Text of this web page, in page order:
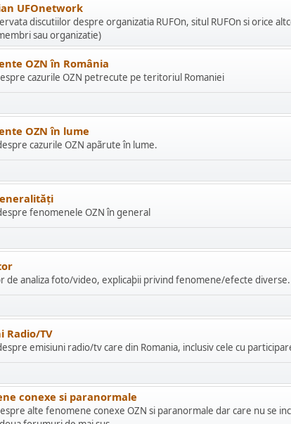
UFOnetwork
discutiilor despre organizatia RUFOn, situl RUFOn si orice
sau organizatie)
OZN în România
cazurile OZN petrecute pe teritoriul Romaniei
OZN în lume
cazurile OZN apãrute în lume.
fenomenele OZN în general
de analiza foto/video, explicaþii privind fenomene/efecte diverse.
Radio/TV
emisiuni radio/tv care din Romania, inclusiv cele cu
conexe si paranormale
alte fenomene conexe OZN si paranormale dar care nu se